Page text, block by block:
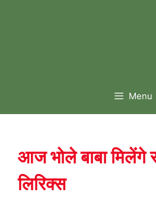
Menu
आज भोले बाबा मिलेंगे
लिरिक्स